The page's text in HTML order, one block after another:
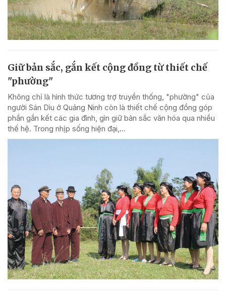
Giữ bản sắc, gắn kết cộng đồng từ thiết chế
"phường"
Không chỉ là hình thức tương trợ truyền thống, "phường" của
người Sán Dìu ở Quảng Ninh còn là thiết chế cộng đồng góp
phần gắn kết các gia đình, gìn giữ bản sắc văn hóa qua nhiều
thế hệ. Trong nhịp sống hiện đại,...